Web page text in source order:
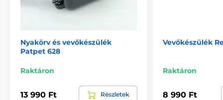
Nyakörv és vevőkészülék
Patpet 628
Raktáron
13 990 Ft Részletek
Vevőkészülék
Raktáron
8 990 Ft